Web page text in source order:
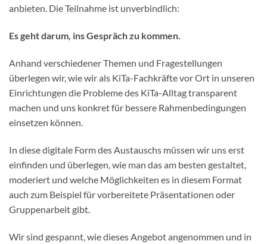
anbieten. Die Teilnahme ist unverbindlich:
Es geht darum, ins Gespräch zu kommen.
Anhand verschiedener Themen und Fragestellungen
überlegen wir, wie wir als KiTa-Fachkräfte vor Ort in unseren
Einrichtungen die Probleme des KiTa-Alltag transparent
machen und uns konkret für bessere Rahmenbedingungen
einsetzen können.
In diese digitale Form des Austauschs müssen wir uns erst
einfinden und überlegen, wie man das am besten gestaltet,
moderiert und welche Möglichkeiten es in diesem Format
auch zum Beispiel für vorbereitete Präsentationen oder
Gruppenarbeit gibt.
Wir sind gespannt, wie dieses Angebot angenommen und in